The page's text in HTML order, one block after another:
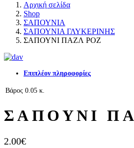
Αρχική σελίδα
Shop
ΣΑΠΟΥΝΙΑ
ΣΑΠΟΥΝΙΑ ΓΛΥΚΕΡΙΝΗΣ
ΣΑΠΟΥΝΙ ΠΑΖΛ ΡΟΖ
Επιπλέον πληροφορίες
Βάρος 0.05 κ.
ΣΑΠΟΥΝΙ
2.00€